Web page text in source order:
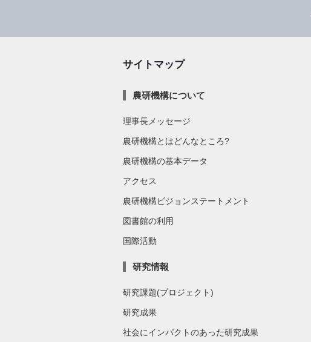
サイトマップ
農研機構について
理事長メッセージ
農研機構とはどんなところ?
農研機構の基本データ
アクセス
農研機構ビジョンステートメント
図書館の利用
国際活動
研究情報
研究課題(プロジェクト)
研究成果
社会にインパクトのあった研究成果